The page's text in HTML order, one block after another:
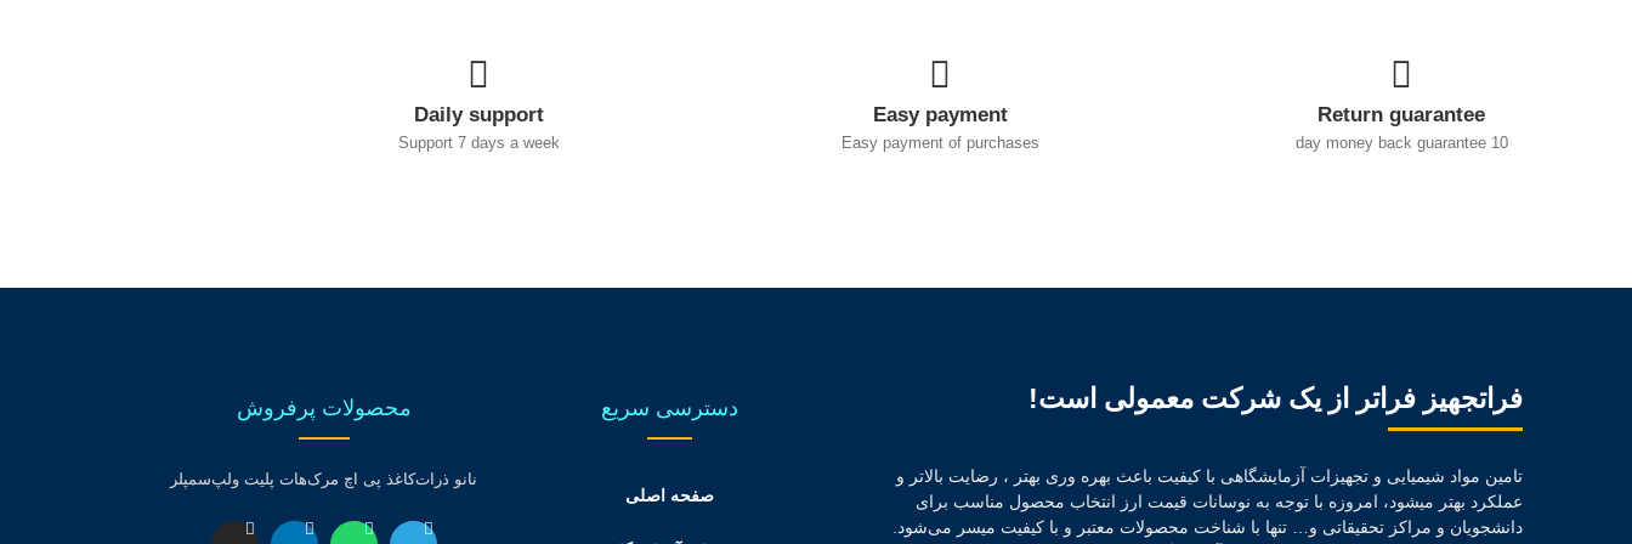
Return guarantee
10 day money back guarantee
Easy payment
Easy payment of purchases
Daily support
Support 7 days a week
فراتجهیز فراتر از یک شرکت معمولی است!
تامین مواد شیمیایی و تجهیزات آزمایشگاهی با کیفیت باعث بهره وری بهتر ، رضایت بالاتر و
عملکرد بهتر میشود، امروزه با توجه به نوسانات قیمت ارز انتخاب محصول مناسب برای
دانشجویان و مراکز تحقیقاتی و… تنها با شناخت محصولات معتبر و با کیفیت میسر می‌شود.
دسترسی سریع
صفحه اصلی
محصولات پرفروش
نانو ذراتکاغذ پی اچ مرکهات پلیت ولپسمپلر